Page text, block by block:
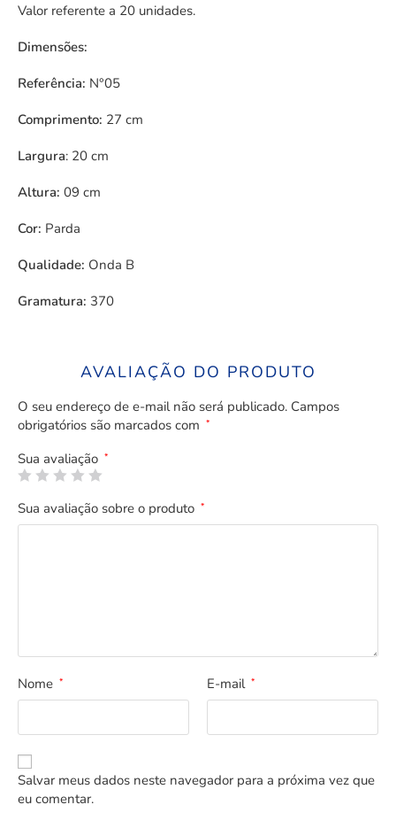
Valor referente a 20 unidades.
Dimensões:
Referência: N°05
Comprimento: 27 cm
Largura: 20 cm
Altura: 09 cm
Cor: Parda
Qualidade: Onda B
Gramatura: 370
AVALIAÇÃO DO PRODUTO
O seu endereço de e-mail não será publicado. Campos
obrigatórios são marcados com *
Sua avaliação *
Sua avaliação sobre o produto *
Nome * E-mail *
Salvar meus dados neste navegador para a próxima vez que
eu comentar.